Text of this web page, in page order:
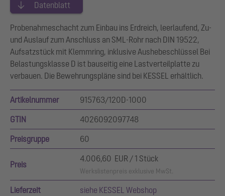
Datenblatt
Probenahmeschacht zum Einbau ins Erdreich, leerlaufend, Zu-
und Auslauf zum Anschluss an SML-Rohr nach DIN 19522,
Aufsatzstück mit Klemmring, inklusive Aushebeschlüssel Bei
Belastungsklasse D ist bauseitig eine Lastverteilplatte zu
verbauen. Die Bewehrungspläne sind bei KESSEL erhältlich.
Artikelnummer 915763/120D-1000
GTIN 4026092097748
Preisgruppe 60
Preis
4.006,60 EUR / 1 Stück
Werkslistenpreis exklusive MwSt.
Lieferzeit siehe KESSEL Webshop